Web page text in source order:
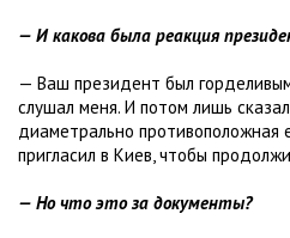
— И какова была реакция
— Ваш президент был
слушал меня. И потом лишь
диаметрально противоположная
пригласил в Киев, чтобы
— Но что это за документы?